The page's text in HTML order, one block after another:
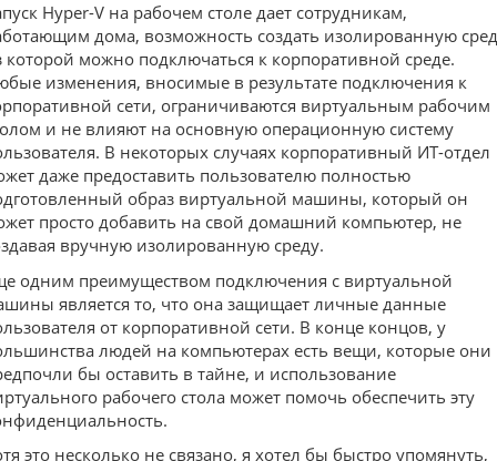
Hyper-V на рабочем столе дает сотрудникам,
дома, возможность создать изолированную
которой можно подключаться к корпоративной среде.
изменения, вносимые в результате подключения к
сети, ограничиваются виртуальным рабочим
и не влияют на основную операционную систему
В некоторых случаях корпоративный ИТ-отдел
даже предоставить пользователю полностью
образ виртуальной машины, который он
просто добавить на свой домашний компьютер, не
вручную изолированную среду.
одним преимуществом подключения с виртуальной
является то, что она защищает личные данные
от корпоративной сети. В конце концов, у
людей на компьютерах есть вещи, которые они
бы оставить в тайне, и использование
рабочего стола может помочь обеспечить эту
это несколько не связано, я хотел бы быстро упомянуть,